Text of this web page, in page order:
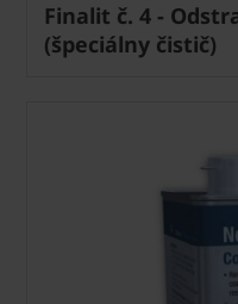
Finalit č. 4 -
(špeciálny čistič)